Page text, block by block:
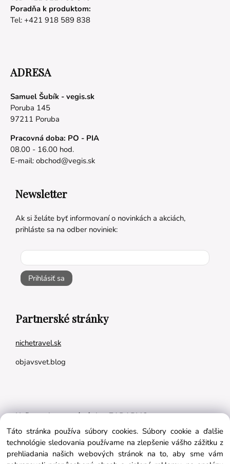
Poradňa k produktom:
Tel: +421 918 589 838
ADRESA
Samuel Šubík - vegis.sk
Poruba 145
97211 Poruba
Pracovná doba: PO - PIA
08.00 - 16.00 hod.
E-mail: obchod@vegis.sk
Newsletter
Ak si želáte byť informovaní o novinkách a akciách,
prihláste sa na odber noviniek:
Prihlásiť sa
Partnerské stránky
nichetravel.sk
objavsvet.blog
Naše appky pre vás úplne ZADARMO:
Tréningový plán na mieru
BMI kalkulačka
Táto stránka používa súbory cookies. Súbory cookie a ďalšie
technológie sledovania používame na zlepšenie vášho zážitku z
prehliadania našich webových stránok na to, aby sme vám